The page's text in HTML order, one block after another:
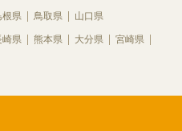
根県 鳥取県 山口県
崎県 熊本県 大分県
宮崎県